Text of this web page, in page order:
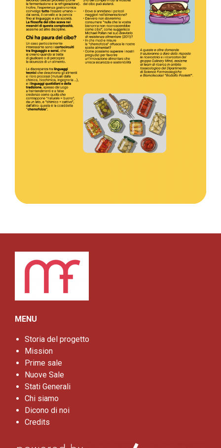
MENU
Storia del progetto
Mission
Prime sale
Nuove Sale
Stati Generali
Chi siamo
Dicono di noi
Credits